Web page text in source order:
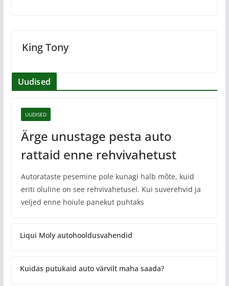
King Tony
Uudised
UUDISED
Ärge unustage pesta auto
rattaid enne rehvivahetust
Autorataste pesemine pole kunagi halb mõte, kuid
eriti oluline on see rehvivahetusel. Kui suverehvid ja
veljed enne hoiule panekut puhtaks
Liqui Moly autohooldusvahendid
Kuidas putukaid auto värvilt maha saada?